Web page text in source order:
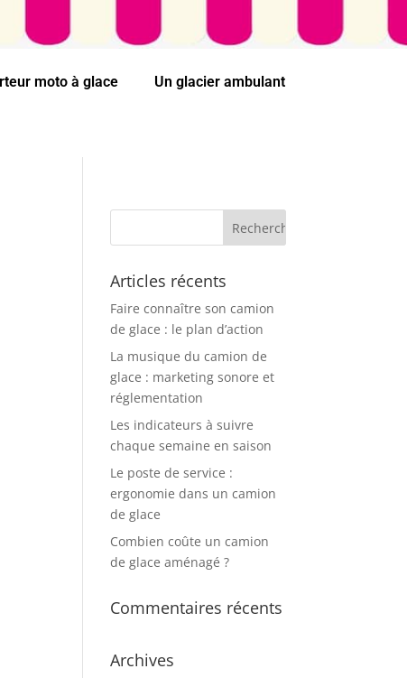
moto à glace Un glacier ambulant
Articles récents
Faire connaître son camion
de glace : le plan d’action
La musique du camion de
glace : marketing sonore et
réglementation
Les indicateurs à suivre
chaque semaine en saison
Le poste de service :
ergonomie dans un camion
de glace
Combien coûte un camion
de glace aménagé ?
Commentaires récents
Archives